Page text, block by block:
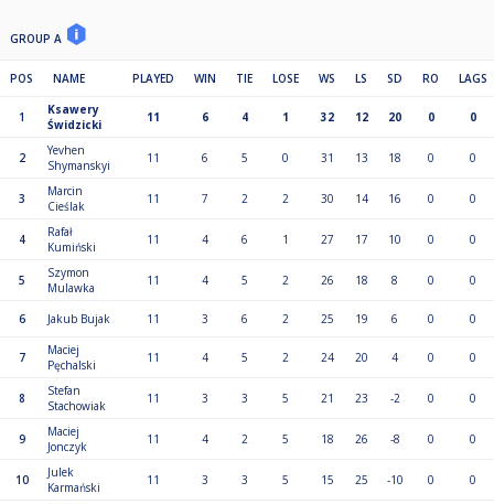
Bezpośredni awans do Ekstraklasy:
- 150 zł (x2)
--------------
Partnerami Ligi Weekendowej są:
mou studio
https://www.facebook.com/moustudiopracownia
AJK Studio Aneta J Kajzer
https://www.facebook.com/anetajkajzermakeupartist
Urząd Dzielnicy Bielany
https://www.facebook.com/bielanydzielnica
--------------
Jesteś zainteresowany dołączeniem do grona Partnerów lub grą w Lidze
Weekendowej?
GROUP A
POS NAME PLAYED WIN TIE LOSE WS LS SD RO LAGS
1
Ksawery
Świdzicki
11 6 4 1 32 12 20 0 0
2
Yevhen
Shymanskyi
11 6 5 0 31 13 18 0 0
3
Marcin
Cieślak
11 7 2 2 30 14 16 0 0
4
Rafał
Kumiński
11 4 6 1 27 17 10 0 0
5
Szymon
Mulawka
11 4 5 2 26 18 8 0 0
6 Jakub Bujak 11 3 6 2 25 19 6 0 0
7
Maciej
Pęchalski
11 4 5 2 24 20 4 0 0
8
Stefan
Stachowiak
11 3 3 5 21 23 -2 0 0
9
Maciej
Jonczyk
11 4 2 5 18 26 -8 0 0
10
Julek
Karmański
11 3 3 5 15 25 -10 0 0